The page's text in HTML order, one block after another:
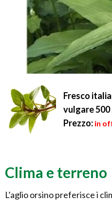
Fresco
vulgare 500
Prezzo: in
Clima e terreno
L’aglio orsino preferisce i